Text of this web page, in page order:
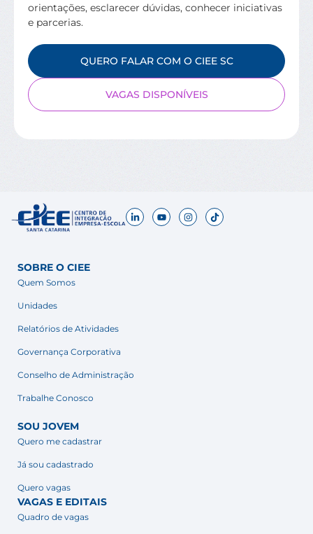
orientações, esclarecer dúvidas, conhecer iniciativas
e parcerias.
QUERO FALAR COM O CIEE SC
VAGAS DISPONÍVEIS
SOBRE O CIEE
Quem Somos
Unidades
Relatórios de Atividades
Governança Corporativa
Conselho de Administração
Trabalhe Conosco
SOU JOVEM
Quero me cadastrar
Já sou cadastrado
Quero vagas
VAGAS E EDITAIS
Quadro de vagas